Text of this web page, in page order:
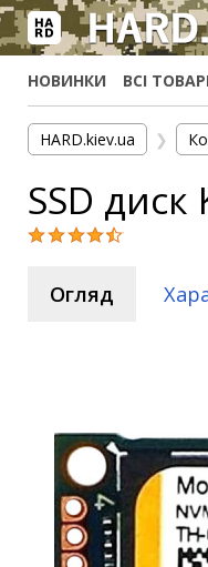
Вхід|Реєстрація×
(097)-938-03-73
HARD.KIEV.UA
Послуги
Повернення / Обмін
Доставка та оплата
Ноутбуки
Комплектуючі
Процесори (CPU)
Оперативна пам'ять
Материнські плати
Жорсткі диски та SSD
НОВИНКИ ВСІ
HARD.kiev.ua ❯
SSD диск
Огляд